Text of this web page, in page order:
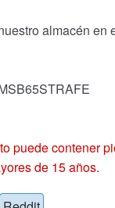
almacén en
puede contener
de 15 años.